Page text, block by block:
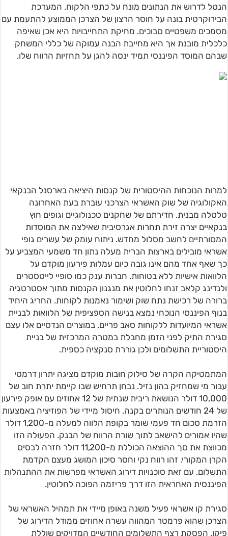
הנטל לדרוש את הנתונים מונח על כתפי הלקוח. המערכת
הבירוקרטית בונה על חוסר הרצון של הצרכן הממוצע להתעמת עם
מסמכים משפטיים סבוכים. מחיקת התחייבויות היא אכן שאיפה
כלכלית מובנת אך היא מחייבת הבנה עמוקה של כללי המשחק
שבהם המוסד הפיננסי תמיד ינסה להגן על תחזיות הרווח שלו.
למרות הנוכחות ההיסטורית של קנסות היציאה בארסנל הבנקאי
האקולוגיה של שוק האשראי הצרכני עוברת בעת האחרונה
טלטלה מבנית. חדירתם של שחקנים טכנולוגיים וגופים חוץ
בנקאיים יצרה זירת תחרות אגרסיבית שאילצה את המוסדות
המסורתיים לחשב מסלול מחדש. ניתוח עומק של עשרים גופי
אשראי מובילים בארצות הברית מעלה נתון חד משמעי המצביע על
כך שאף אחד מהם אינו גובה כיום עמלות פירעון מוקדם על
הלוואות אישיות ללא בטוחות. חברות ענק כמו סופיי לייטסטרים
ולנדינג קלאב זנחו לחלוטין את מנגנון הקנסות מתוך אסטרטגיה
ברורה של רכישת נתח שוק ושימור נאמנות לקוחות. החריג היחיד
בנוף הפיננסי הנוכחי נמצא בנישה הספציפית של הלוואות לבניית
אשראי המיועדות ללקוחות סאב פריים. במוצרים הנדסיים אלו עצם
סגירת התיק לפני הזמן מחבלת במטרה המרכזית של בניית
היסטוריית התשלומים ולכן גוררת סנקציה כספית.
המתמטיקה הקרה של סילוק חובות מוקדם מציגה יתרון דרמטי
עבור מי שמחזיק בהון נזיל. נבחן תרחיש שבו קיימת יתרת חוב של
10,000 דולר הנושאת ריבית שנתית של 12 אחוזים עם אופק פירעון
של 24 חודשים הנותרים בקנה. חיסול מיידי של הפוזיציה באמצעות
הזרמת סכום חד פעמי שומר בקופת הלווה למעלה מ-1,200 דולר
שהיו אמורים להישאב לתוך שורת הרווח של הבנק. הפעולה הזו
מכווצת את סך ההוצאה הכוללת מ-11,200 דולר חזרה לבסיס
הקרן המקורי. זהו רווח נקי וחסר סיכון המושג מעצם הקדמת
התשלום. עם זאת סוכנויות דירוג האשראי מפרשות את ההתנהלות
הפיננסית האחראית הזו דרך פריזמה הפוכה לחלוטין.
סגירת קו אשראי פעיל משנה באופן מיידי את תמהיל האשראי של
הצרכן שהוא פרמטר המהווה עשרה אחוזים ממודל הדירוג של
פיקו. הפסקת רצף התשלומים החודשיים המדויקים שוללת